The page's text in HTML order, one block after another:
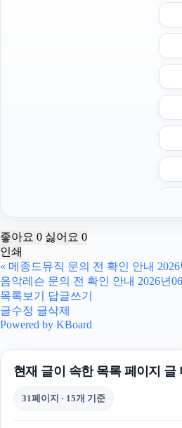
좋아요 0 싫어요 0
인쇄
« 메종드뮤직 문의 전 확인 안내
음악레슨 문의 전 확인 안내 2026년
목록보기
답글쓰기
글수정 글삭제
Powered by KBoard
현재 글이 속한 목록 페이지 글
31페이지 · 15개 기준